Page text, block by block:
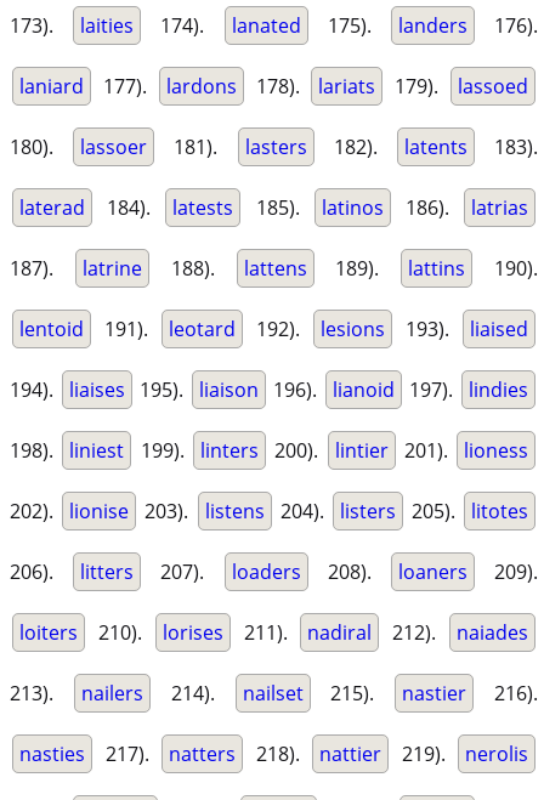
173). laities 174). lanated 175). landers 176).
laniard 177). lardons 178). lariats 179). lassoed
180). lassoer 181). lasters 182). latents 183).
laterad 184). latests 185). latinos 186). latrias
187). latrine 188). lattens 189). lattins 190).
lentoid 191). leotard 192). lesions 193). liaised
194). liaises 195). liaison 196). lianoid 197). lindies
198). liniest 199). linters 200). lintier 201). lioness
202). lionise 203). listens 204). listers 205). litotes
206). litters 207). loaders 208). loaners 209).
loiters 210). lorises 211). nadiral 212). naiades
213). nailers 214). nailset 215). nastier 216).
nasties 217). natters 218). nattier 219). nerolis